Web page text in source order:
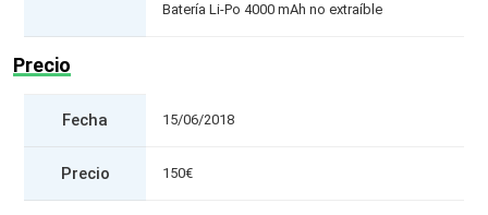
Batería Li-Po 4000 mAh no extraíble
Precio
Fecha 15/06/2018
Precio 150€